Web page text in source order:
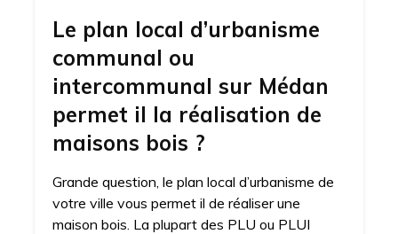
Le plan local d’urbanisme
communal ou
intercommunal sur Médan
permet il la réalisation de
maisons bois ?
Grande question, le plan local d’urbanisme de
votre ville vous permet il de réaliser une
maison bois. La plupart des PLU ou PLUI